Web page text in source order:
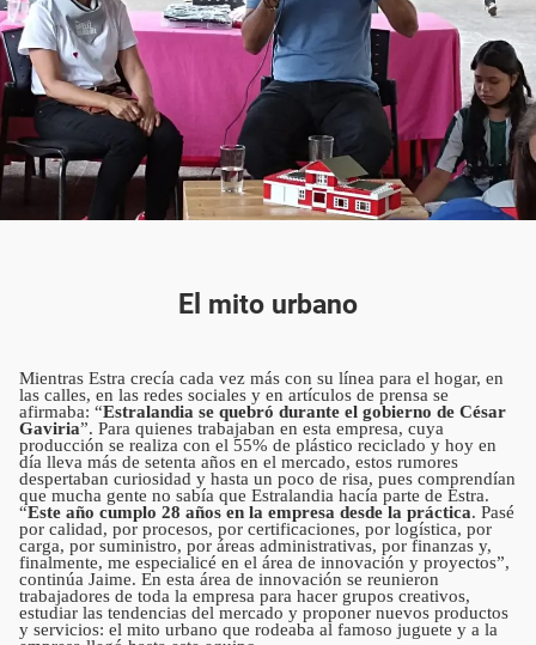
El mito urbano
Mientras Estra crecía cada vez más con su línea para el hogar, en
las calles, en las redes sociales y en artículos de prensa se
afirmaba: “Estralandia se quebró durante el gobierno de César
Gaviria”. Para quienes trabajaban en esta empresa, cuya
producción se realiza con el 55% de plástico reciclado y hoy en
día lleva más de setenta años en el mercado, estos rumores
despertaban curiosidad y hasta un poco de risa, pues comprendían
que mucha gente no sabía que Estralandia hacía parte de Estra.
“Este año cumplo 28 años en la empresa desde la práctica. Pasé
por calidad, por procesos, por certificaciones, por logística, por
carga, por suministro, por áreas administrativas, por finanzas y,
finalmente, me especialicé en el área de innovación y proyectos”,
continúa Jaime. En esta área de innovación se reunieron
trabajadores de toda la empresa para hacer grupos creativos,
estudiar las tendencias del mercado y proponer nuevos productos
y servicios: el mito urbano que rodeaba al famoso juguete y a la